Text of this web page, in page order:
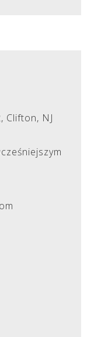
Clifton, NJ